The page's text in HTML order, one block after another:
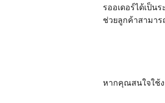
รออเดอร์ได้เป็น
ช่วยลูกค้าสามา
หากคุณสนใจใช้ง